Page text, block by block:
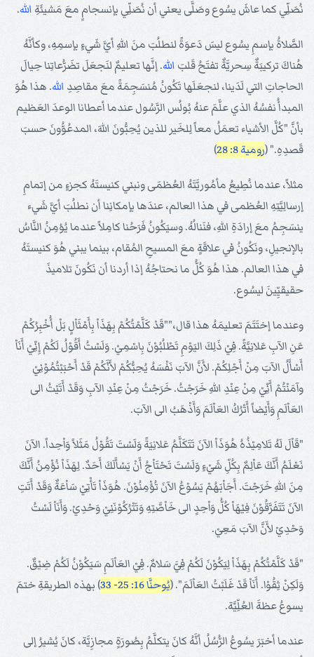
نُصَلِّي كما عاشَ يسُوع وصَلَّى يعني أن نُصَلِّي بإنسجامٍ معَ مَشيئَةِ الله.
الصَّلاةُ بإسمِ يسُوع ليسَ دَعوَةً لنطلُبَ منَ اللهِ أيَّ شَيءٍ بإسمِهِ، وكأنَّهُ
هُناكَ تركيبَةٌ سِحريَّةٌ تفتَحُ قَلبَ الله. إنَّها تعليمٌ لنَجعَلَ تضَرُّعاتِنا حِيالَ
الحاجاتِ التي لَدَينا، لنجعَلَها تَكُونُ مُنسَجِمَةً معَ مقاصِدِ الله. هذا هُوَ
المبدأُ نفسُهُ الذي علَّمَ عنهُ بُولُس الرَّسُول عندما أعطانا الوعدَ العَظيم
بأنَّ "كُلَّ الأشياء تعمَلُ معاً لِلخَير للذين يُحِبُّونَ اللهَ، المدعُوُّونَ حسبَ
قَصدِهِ." (رومية 8: 28 )
مثلاً، عندما نُطِيعُ مأمُوريَّتَهُ العُظمَى ونبني كنيستَهُ كجزءٍ من إتمامِ
إرسالِيَّتِهِ العُظمى في هذا العالم، عندَها بإمكانِنا أن نطلُبَ أيَّ شَيء
ينسَجِمُ معَ إرادَةِ اللهِ، فنَنالُهُ. وسيَكُونُ فَرَحُنا كامِلاً عندما يُؤمِنُ النَّاسُ
بالإنجيلِ، ونَكُونُ في علاقَةٍ معَ المسيحِ المُقام، بينما يبني هُوَ كنيستَهُ
في هذا العالم. هذا هُوَ كُلُّ ما نحتاجُهُ إذا أردنا أن نَكُونَ تلاميذَ
حقيقيِّينَ ليسُوع.
وعندما إختَتَمَ تعليمَهُ هذا قال،""قَدْ كَلَّمْتُكُمْ بِهَذَاْ بِأَمْثَاْلٍ بَلْ أُخْبِرُكُمْ
عَنِ الآبِ عَلانِيَّةً. فِيْ ذَلِكَ اليَوْمِ تَطْلُبُوْنَ بِاسْمِيْ. وَلَسْتُ أَقُوْلُ لَكُمْ إِنِّيْ أَنَاْ
أَسْأَلُ الآبَ مِنْ أَجْلِكُمْ. لأَنَّ الآبَ نَفْسَهُ يُحِبُّكُمْ لأَنَّكُمْ قَدْ أَحْبَبْتُمُوْنِيْ
وآمَنْتُمْ أَنِّيْ مِنْ عِنْدِ اللهِ خَرَجْتُ. خَرَجْتُ مِنْ عِنْدِ الآبِ وَقَدْ أَتَيْتُ الى
العَاْلَمِ وَأَيْضاً أَتْرُكُ العَاْلَمَ وَأَذْهَبُ الى الآبَ.
"قَاْلَ لَهُ تَلامِيْذُهُ هُوَذَاْ الآنَ تَتَكَلَّمُ عَلانِيَةً وَلَسْتَ تَقُوْلُ مَثَلاً وَاْحِداً. الآنَ
نَعْلَمُ أَنَّكَ عَاْلِمٌ بِكُلِّ شَيْءٍ وَلَسْتَ تَحْتَاْجُ أَنْ يَسْأَلَكَ أَحَدٌ. لِهَذَاْ نُؤْمِنُ أَنَّكَ
مِنَ اللهِ خَرَجْتَ. أَجَاْبَهُمْ يَسُوْعُ الآنَ تُؤْمِنُوْنَ. هُوَذَاْ تَأْتِيْ سَاْعَةٌ وَقَدْ أَتَتِ
الآنَ تَتَفَرَّقُوْنَ فِيْهَاْ كُلُّ وَاْحِدٍ الى خَاْصَّتِهِ وَتَتْرُكُوْنَنِيْ وَحْدِيْ. وَأَنَاْ لَسْتُ
وَحْدِيْ لأَنَّ الآبَ مَعِيْ.
"قَدْ كَلَّمْتُكُمْ بِهَذَاْ لِيَكُوْنَ لَكُمْ فِيَّ سَلامٌ. فِيْ العَاْلَمِ سَيَكُوْنُ لَكُمْ ضِيْقٌ.
وَلَكِنْ ثِقُوْا. أَنَاْ قَدْ غَلَبْتُ العَاْلَمَ". (يُوحنَّا 16: 25- 33
) بهذه الطريقةِ ختمَ
يسوعُ عظةَ العُلِّيَّة.
عندما أخبَرَ يسُوعُ الرُّسُلُ أنَّهُ كانَ يتكلَّمُ بِصُورَةٍ مجازِيَّة، كانَ يُشيرُ إلى